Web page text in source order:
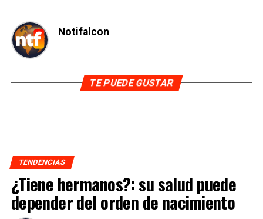
Notifalcon
TE PUEDE GUSTAR
TENDENCIAS
¿Tiene hermanos?: su salud puede
depender del orden de nacimiento